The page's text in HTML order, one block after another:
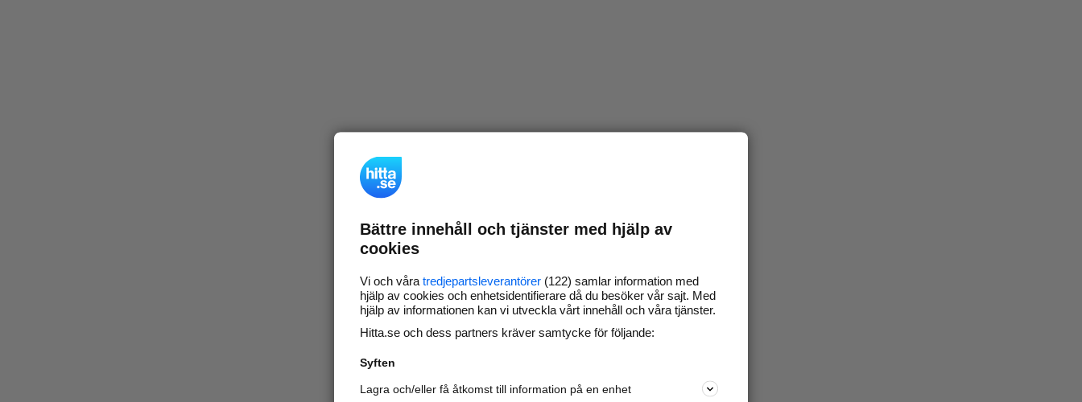
Bättre innehåll och tjänster med hjälp av
cookies
Vi och våra tredjepartsleverantörer (122) samlar information med
hjälp av cookies och enhetsidentifierare då du besöker vår sajt. Med
hjälp av informationen kan vi utveckla vårt innehåll och våra tjänster.
Hitta.se och dess partners kräver samtycke för följande:
Syften
Lagra och/eller få åtkomst till information på en enhet